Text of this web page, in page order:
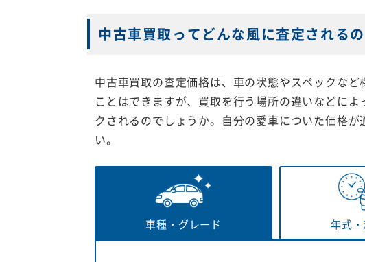
中古車買取ってどんな風に査定されるの
中古車買取の査定価格は、車の状態やスペックな
ことはできますが、買取を行う場所の違いなどに
クされるのでしょうか。自分の愛車についた価格
い。
車種・ グレード 年式・